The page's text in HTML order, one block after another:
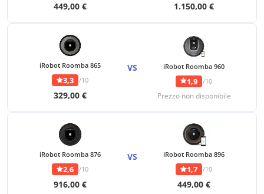
449,00 € 1.150,00 €
iRobot Roomba 865
3,3 /10
329,00 €
VS iRobot Roomba 960
1,9 /10
Prezzo non disponibile
iRobot Roomba 876
2,6 /10
916,00 €
VS iRobot Roomba 896
1,7 /10
449,00 €